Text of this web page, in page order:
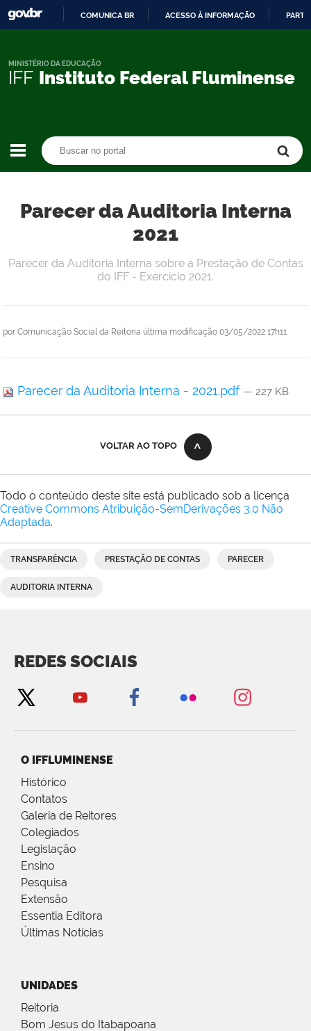
CONTEÚDO
COMUNICA BR ACESSO À INFORMAÇÃO
IFF Instituto Federal Fluminense
MINISTÉRIO DA EDUCAÇÃO
Parecer da Auditoria Interna
2021
por Comunicação Social da Reitoria última modificação 03/05/2022 17h11
Parecer da Auditoria Interna sobre a Prestação de Contas
do IFF - Exercício 2021.
Parecer da Auditoria Interna - 2021.pdf — 227 KB
VOLTAR AO TOPO
Todo o conteúdo deste site está publicado sob a licença
Creative Commons Atribuição-SemDerivações 3.0 Não
Adaptada.
TRANSPARÊNCIA PRESTAÇÃO DE CONTAS PARECER
AUDITORIA INTERNA
REDES SOCIAIS
O IFFLUMINENSE
Histórico
Contatos
Galeria de Reitores
Colegiados
Legislação
Ensino
Pesquisa
Extensão
Essentia Editora
Últimas Notícias
UNIDADES
Reitoria
Bom Jesus do Itabapoana